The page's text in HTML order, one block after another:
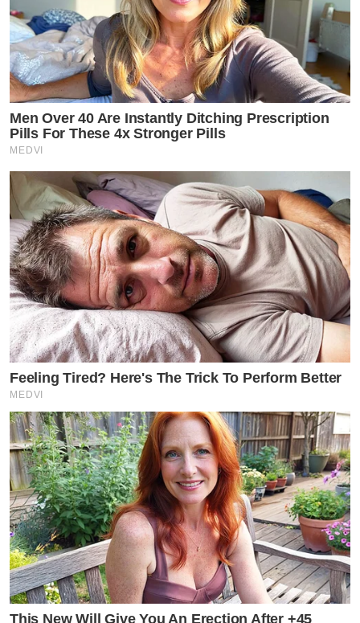
Men Over 40 Are Instantly Ditching Prescription
Pills For These 4x Stronger Pills
MEDVI
Feeling Tired? Here's The Trick To Perform Better
MEDVI
This New Will Give You An Erection After +45